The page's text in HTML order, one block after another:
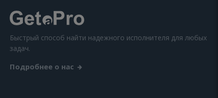
Быстрый способ найти надежного исполнителя для любых
задач.
Подробнее о нас